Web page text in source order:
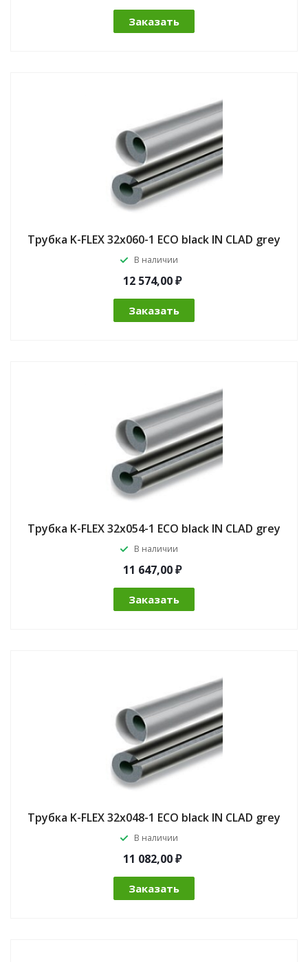
Заказать
Трубка K-FLEX 32x060-1 ECO black IN CLAD grey
В наличии
12 574,00 ₽
Заказать
Трубка K-FLEX 32x054-1 ECO black IN CLAD grey
В наличии
11 647,00 ₽
Заказать
Трубка K-FLEX 32x048-1 ECO black IN CLAD grey
В наличии
11 082,00 ₽
Заказать